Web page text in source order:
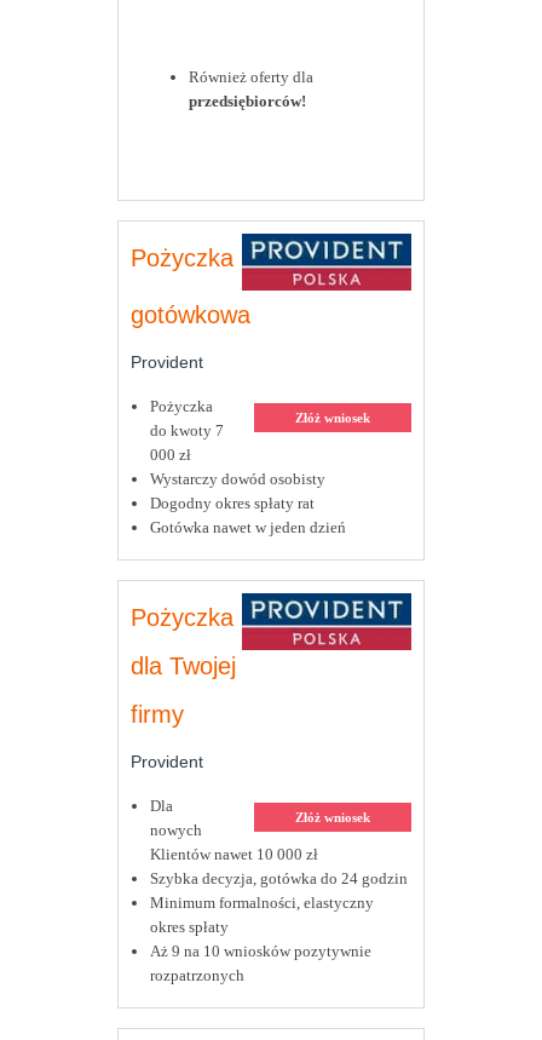
Również oferty dla
przedsiębiorców!
Pożyczka
gotówkowa
Provident
Złóż wniosek
Pożyczka
do kwoty 7
000 zł
Wystarczy dowód osobisty
Dogodny okres spłaty rat
Gotówka nawet w jeden dzień
Pożyczka
dla Twojej
firmy
Provident
Złóż wniosek
Dla
nowych
Klientów nawet 10 000 zł
Szybka decyzja, gotówka do 24 godzin
Minimum formalności, elastyczny
okres spłaty
Aż 9 na 10 wniosków pozytywnie
rozpatrzonych